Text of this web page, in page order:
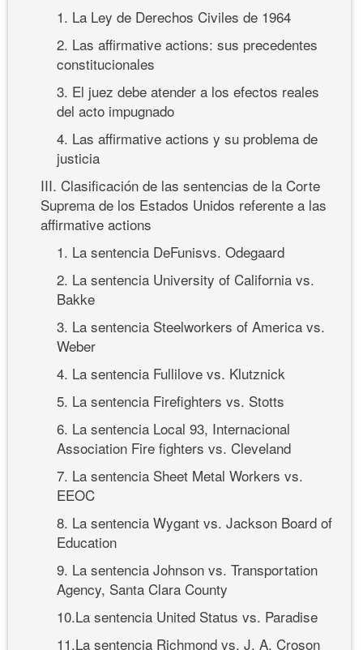
1. La Ley de Derechos Civiles de 1964
2. Las affirmative actions: sus precedentes
constitucionales
3. El juez debe atender a los efectos reales
del acto impugnado
4. Las affirmative actions y su problema de
justicia
III. Clasificación de las sentencias de la Corte
Suprema de los Estados Unidos referente a las
affirmative actions
1. La sentencia DeFunisvs. Odegaard
2. La sentencia University of California vs.
Bakke
3. La sentencia Steelworkers of America vs.
Weber
4. La sentencia Fullilove vs. Klutznick
5. La sentencia Firefighters vs. Stotts
6. La sentencia Local 93, Internacional
Association Fire fighters vs. Cleveland
7. La sentencia Sheet Metal Workers vs.
EEOC
8. La sentencia Wygant vs. Jackson Board of
Education
9. La sentencia Johnson vs. Transportation
Agency, Santa Clara County
10.La sentencia United Status vs. Paradise
11.La sentencia Richmond vs. J. A. Croson